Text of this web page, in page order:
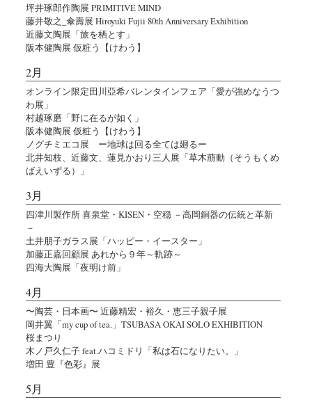
坪井琢郎作陶展 PRIMITIVE MIND
藤井敬之_傘壽展 Hiroyuki Fujii 80th Anniversary Exhibition
近藤文陶展「旅を栖とす」
阪本健陶展 仮粧う【けわう】
2月
オンライン限定田川亞希バレンタインフェア「愛が強めなうつ
わ展」
村越琢磨「野に在るが如く」
阪本健陶展 仮粧う【けわう】
ノグチミエコ展 ー地球は回る全ては廻るー
北井知枝、近藤文、蓮見かおり三人展「草木萠動（そうもくめ
ばえいずる）」
3月
四津川製作所 喜泉堂・KISEN・空穏 －高岡銅器の伝統と革新
－
土井朋子ガラス展「ハッピー・イースター」
加藤正嘉回顧展 あれから９年～軌跡～
四海大陶展「夜明け前」
4月
〜陶芸・日本画〜 近藤精宏・裕久・恵三子親子展
岡井翼「my cup of tea.」TSUBASA OKAI SOLO EXHIBITION
桜まつり
木ノ戸久仁子 feat.ハコミドリ「私は石になりたい。」
増田 豊『色彩』展
5月